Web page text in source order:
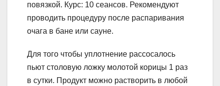
повязкой. Курс: 10 сеансов. Рекомендуют
проводить процедуру после распаривания
очага в бане или сауне.
Для того чтобы уплотнение рассосалось
пьют столовую ложку молотой корицы 1 раз
в сутки. Продукт можно растворить в любой